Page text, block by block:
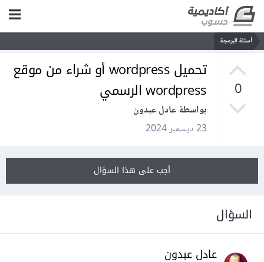
أسئلة البرمجة
0
تحميل wordpress أو شراء من موقع
wordpress الرسمي
بواسطة عادل عبدون
23 ديسمبر 2024
أجب على هذا السؤال
السؤال
عادل عبدون